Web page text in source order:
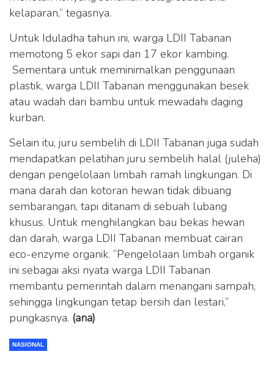
kelaparan,” tegasnya.
Untuk Iduladha tahun ini, warga LDII Tabanan
memotong 5 ekor sapi dan 17 ekor kambing.
Sementara untuk meminimalkan penggunaan
plastik, warga LDII Tabanan menggunakan besek
atau wadah dari bambu untuk mewadahi daging
kurban.
Selain itu, juru sembelih di LDII Tabanan juga sudah
mendapatkan pelatihan juru sembelih halal (juleha)
dengan pengelolaan limbah ramah lingkungan. Di
mana darah dan kotoran hewan tidak dibuang
sembarangan, tapi ditanam di sebuah lubang
khusus. Untuk menghilangkan bau bekas hewan
dan darah, warga LDII Tabanan membuat cairan
eco-enzyme organik. ”Pengelolaan limbah organik
ini sebagai aksi nyata warga LDII Tabanan
membantu pemerintah dalam menangani sampah,
sehingga lingkungan tetap bersih dan lestari,”
pungkasnya. (ana)
NASIONAL